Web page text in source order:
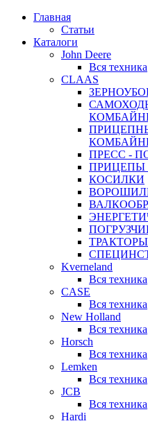
Главная
Статьи
Каталоги
John Deere
Вся техника
CLAAS
ПРЕСС -
ПРИЦЕПЫ
КОСИЛКИ
ТРАКТОРЫ
Kverneland
Вся техника
CASE
Вся техника
New Holland
Вся техника
Horsch
Вся техника
Lemken
Вся техника
JCB
Вся техника
Hardi